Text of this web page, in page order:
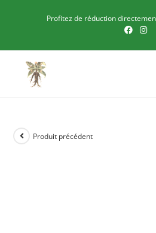
Profitez de réduction
Produit précédent